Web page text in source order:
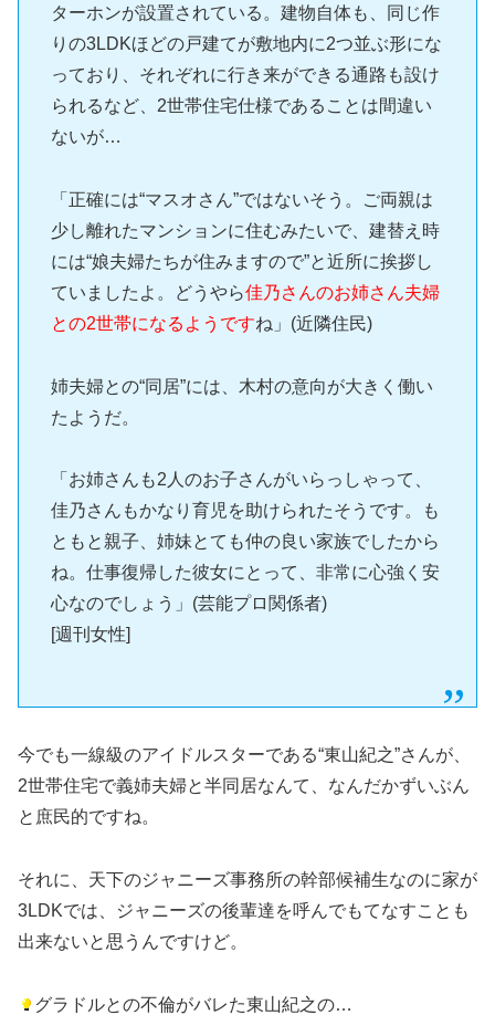
ターホンが設置されている。建物自体も、同じ作
りの3LDKほどの戸建てが敷地内に2つ並ぶ形にな
っており、それぞれに行き来ができる通路も設け
られるなど、2世帯住宅仕様であることは間違い
ないが…
「正確には“マスオさん”ではないそう。ご両親は
少し離れたマンションに住むみたいで、建替え時
には“娘夫婦たちが住みますので”と近所に挨拶し
ていましたよ。どうやら佳乃さんのお姉さん夫婦
との2世帯になるようですね」(近隣住民)
姉夫婦との“同居”には、木村の意向が大きく働い
たようだ。
「お姉さんも2人のお子さんがいらっしゃって、
佳乃さんもかなり育児を助けられたそうです。も
ともと親子、姉妹とても仲の良い家族でしたから
ね。仕事復帰した彼女にとって、非常に心強く安
心なのでしょう」(芸能プロ関係者)
[週刊女性]
今でも一線級のアイドルスターである“東山紀之”さんが、
2世帯住宅で義姉夫婦と半同居なんて、なんだかずいぶん
と庶民的ですね。
それに、天下のジャニーズ事務所の幹部候補生なのに家が
3LDKでは、ジャニーズの後輩達を呼んでもてなすことも
出来ないと思うんですけど。
グラドルとの不倫がバレた東山紀之の…